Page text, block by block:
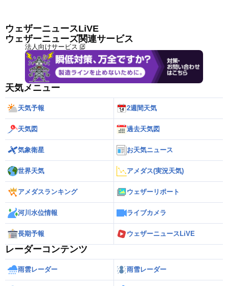
ウェザーニュースLiVE
ウェザーニューズ関連サービス
法人向けサービス
天気メニュー
天気予報 2週間天気
天気図 過去天気図
気象衛星 お天気ニュース
世界天気 アメダス(実況天気)
アメダスランキング ウェザーリポート
河川水位情報 ライブカメラ
長期予報 ウェザーニュースLiVE
レーダーコンテンツ
雨雲レーダー 雨雪レーダー